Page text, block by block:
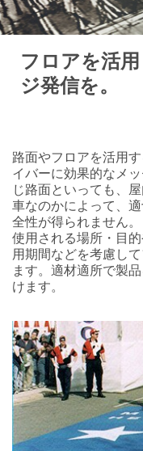
フロアを活
ジ発信を。
路面やフロアを活用
イバーに効果的なメ
じ路面といっても、
車なのかによって、
全性が得られません。
使用される場所・目
用期間などを考慮し
ます。適材適所で製
けます。